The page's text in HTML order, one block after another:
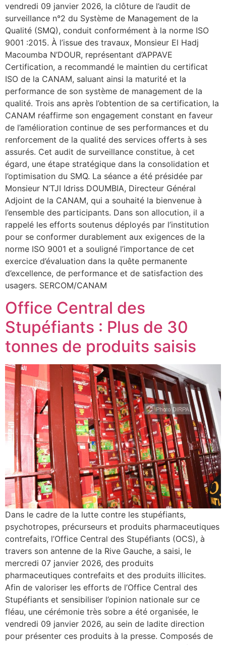
vendredi 09 janvier 2026, la clôture de l’audit de
surveillance n°2 du Système de Management de la
Qualité (SMQ), conduit conformément à la norme ISO
9001 :2015. À l’issue des travaux, Monsieur El Hadj
Macoumba N’DOUR, représentant d’APPAVE
Certification, a recommandé le maintien du certificat
ISO de la CANAM, saluant ainsi la maturité et la
performance de son système de management de la
qualité. Trois ans après l’obtention de sa certification, la
CANAM réaffirme son engagement constant en faveur
de l’amélioration continue de ses performances et du
renforcement de la qualité des services offerts à ses
assurés. Cet audit de surveillance constitue, à cet
égard, une étape stratégique dans la consolidation et
l’optimisation du SMQ. La séance a été présidée par
Monsieur N’TJI Idriss DOUMBIA, Directeur Général
Adjoint de la CANAM, qui a souhaité la bienvenue à
l’ensemble des participants. Dans son allocution, il a
rappelé les efforts soutenus déployés par l’institution
pour se conformer durablement aux exigences de la
norme ISO 9001 et a souligné l’importance de cet
exercice d’évaluation dans la quête permanente
d’excellence, de performance et de satisfaction des
usagers. SERCOM/CANAM
Office Central des
Stupéfiants : Plus de 30
tonnes de produits saisis
Dans le cadre de la lutte contre les stupéfiants,
psychotropes, précurseurs et produits pharmaceutiques
contrefaits, l’Office Central des Stupéfiants (OCS), à
travers son antenne de la Rive Gauche, a saisi, le
mercredi 07 janvier 2026, des produits
pharmaceutiques contrefaits et des produits illicites.
Afin de valoriser les efforts de l’Office Central des
Stupéfiants et sensibiliser l’opinion nationale sur ce
fléau, une cérémonie très sobre a été organisée, le
vendredi 09 janvier 2026, au sein de ladite direction
pour présenter ces produits à la presse. Composés de